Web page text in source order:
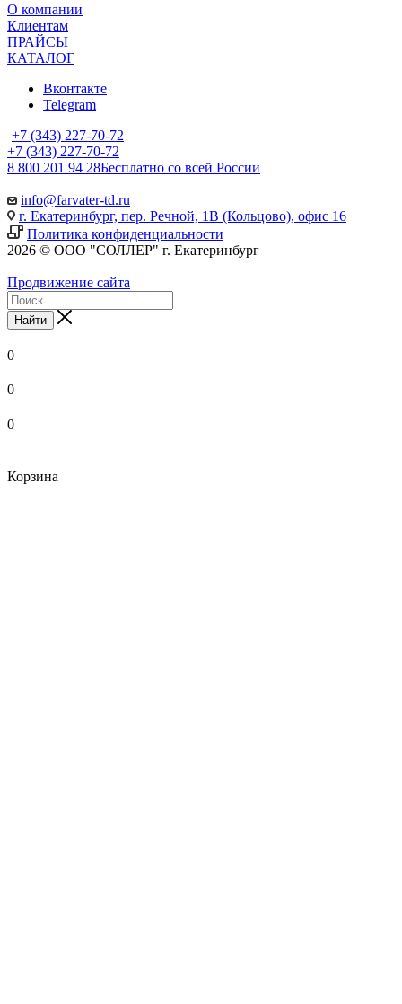
О компании
Клиентам
ПРАЙСЫ
КАТАЛОГ
Вконтакте
Telegram
+7 (343) 227-70-72
+7 (343) 227-70-72
8 800 201 94 28Бесплатно со всей России
info@farvater-td.ru
г. Екатеринбург, пер. Речной, 1В (Кольцово), офис 16
Политика конфиденциальности
2026 © ООО "СОЛЛЕР" г. Екатеринбург
Продвижение сайта
Найти
0
0
0
Корзина